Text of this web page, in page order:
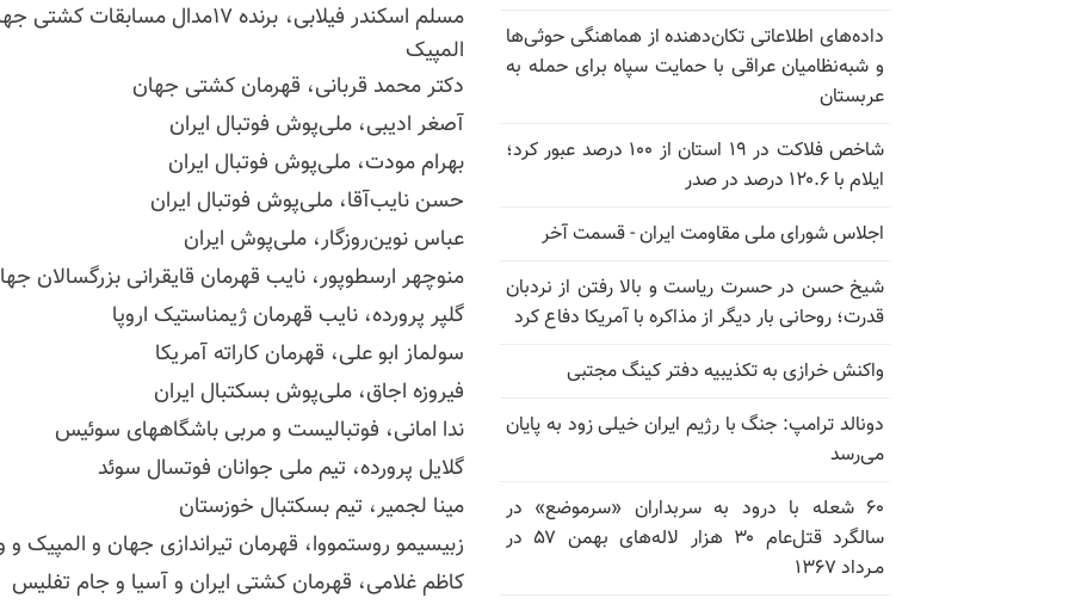
مسلم اسکندر فیلابی، برنده
المپیک
دکتر محمد قربانی، قهرمان کشتی جهان
آصغر ادیبی، ملی‌پوش فوتبال ایران
بهرام مودت، ملی‌پوش فوتبال ایران
حسن نایب‌آقا، ملی‌پوش فوتبال ایران
عباس نوین‌روزگار، ملی‌پوش ایران
منوچهر ارسطوپور، نایب قهرمان قایقرانی بزرگسالان
گلپر پرورده، نایب قهرمان ژیمناستیک اروپا
سولماز ابو علی، قهرمان کاراته آمریکا
فیروزه اجاق، ملی‌پوش بسکتبال ایران
ندا امانی، فوتبالیست و مربی باشگاههای سوئیس
گلایل پرورده، تیم ملی جوانان فوتسال سوئد
مینا لجمیر، تیم بسکتبال خوزستان
زبیسیمو روستمووا، قهرمان تیراندازی جهان و المپیک
کاظم غلامی، قهرمان کشتی ایران و آسیا و جام تفلیس
داده‌های اطلاعاتی تکان‌دهنده از هماهنگی حوثی‌ها
و شبه‌نظامیان عراقی با حمایت سپاه برای حمله به
عربستان
شاخص فلاکت در ۱۹ استان از ۱۰۰ درصد عبور کرد؛
ایلام با ۱۲۰.۶ درصد در صدر
اجلاس شورای ملی مقاومت ایران - قسمت آخر
شیخ حسن در حسرت ریاست و بالا رفتن از نردبان
قدرت؛ روحانی بار دیگر از مذاکره با آمریکا دفاع کرد
واکنش خرازی به تکذیبیه دفتر کینگ مجتبی
دونالد ترامپ: جنگ با رژیم ایران خیلی زود به پایان
می‌رسد
۶۰ شعله با درود به سربداران «سرموضع» در
سالگرد قتل‌عام ۳۰ هزار لاله‌های بهمن ۵۷ در
مـرداد ۱۳۶۷